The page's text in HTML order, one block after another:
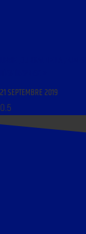
21 SEPTEMBRE 2019